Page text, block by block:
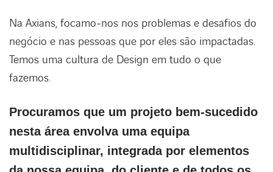
Na Axians, focamo-nos nos problemas e desafios do
negócio e nas pessoas que por eles são impactadas.
Temos uma cultura de Design em tudo o que
fazemos.
Procuramos que um projeto bem-sucedido
nesta área envolva uma equipa
multidisciplinar, integrada por elementos